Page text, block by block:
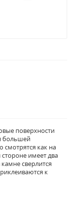
поверхности
большей
смотрятся как на
имеет два
сверлится
к